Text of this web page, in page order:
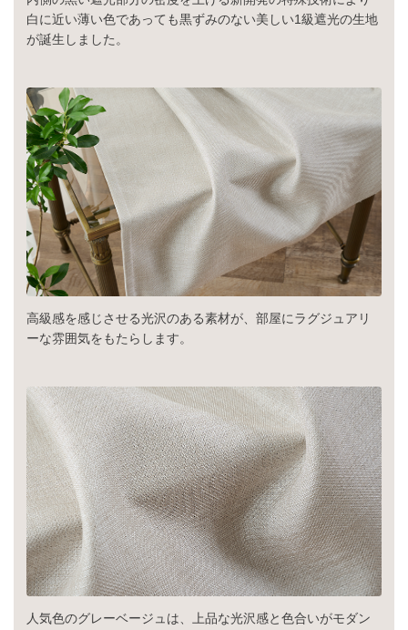
白に近い薄い色であっても黒ずみのない美しい1級遮光の生地
が誕生しました。
高級感を感じさせる光沢のある素材が、部屋にラグジュアリ
ーな雰囲気をもたらします。
人気色のグレーベージュは、上品な光沢感と色合いがモダン